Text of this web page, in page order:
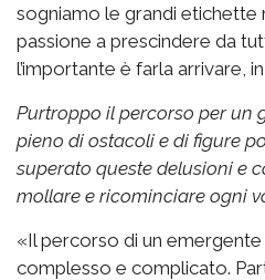
sogniamo le grandi etichette
passione a prescindere da
l’importante è farla arrivare,
Purtroppo il percorso per un
pieno di ostacoli e di figure
superato queste delusioni e
mollare e ricominciare ogni
«Il percorso di un
complesso e complicato.